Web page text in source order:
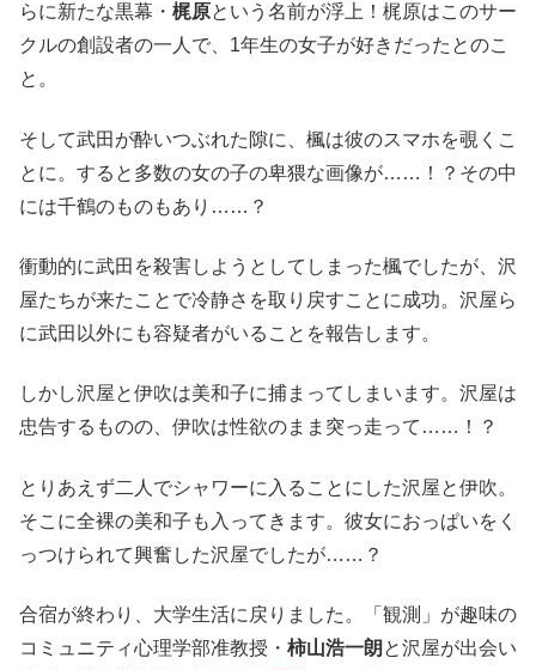
らに新たな黒幕・ 梶原という名前が浮上！梶原はこのサー
クルの創設者の一人で、1年生の女子が好きだったとのこ
と。
そして武田が酔いつぶれた隙に、楓は彼のスマホを覗くこ
とに。すると多数の女の子の卑猥な画像が……！？その中
には千鶴のものもあり……？
衝動的に武田を殺害しようとしてしまった楓でしたが、沢
屋たちが来たことで冷静さを取り戻すことに成功。沢屋ら
に武田以外にも容疑者がいることを報告します。
しかし沢屋と伊吹は美和子に捕まってしまいます。沢屋は
忠告するものの、伊吹は性欲のまま突っ走って……！？
とりあえず二人でシャワーに入ることにした沢屋と伊吹。
そこに全裸の美和子も入ってきます。彼女におっぱいをく
っつけられて興奮した沢屋でしたが……？
合宿が終わり、大学生活に戻りました。「観測」が趣味の
コミュニティ心理学部准教授・ 柿山浩一朗 と沢屋が出会い